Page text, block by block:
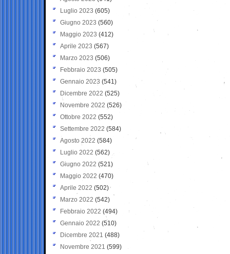
Luglio 2023 (605)
Giugno 2023 (560)
Maggio 2023 (412)
Aprile 2023 (567)
Marzo 2023 (506)
Febbraio 2023 (505)
Gennaio 2023 (541)
Dicembre 2022 (525)
Novembre 2022 (526)
Ottobre 2022 (552)
Settembre 2022 (584)
Agosto 2022 (584)
Luglio 2022 (562)
Giugno 2022 (521)
Maggio 2022 (470)
Aprile 2022 (502)
Marzo 2022 (542)
Febbraio 2022 (494)
Gennaio 2022 (510)
Dicembre 2021 (488)
Novembre 2021 (599)